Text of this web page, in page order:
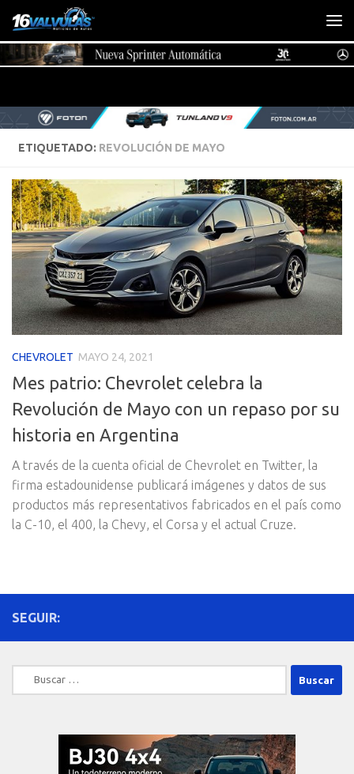
Saltar al contenido
ETIQUETADO: REVOLUCIÓN DE MAYO
CHEVROLET MAYO 24, 2021
Mes patrio: Chevrolet celebra la
Revolución de Mayo con un repaso por su
historia en Argentina
A través de la cuenta oficial de Chevrolet en Twitter, la
firma estadounidense publicará imágenes y datos de sus
productos más representativos fabricados en el país como
la C-10, el 400, la Chevy, el Corsa y el actual Cruze.
SEGUIR:
Buscar: